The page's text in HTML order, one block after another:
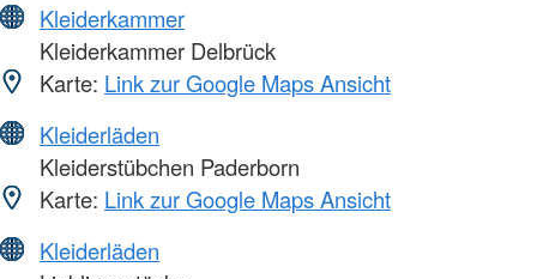
Kleiderkammer
Kleiderkammer Delbrück
Karte: Link zur Google Maps Ansicht
Kleiderläden
Kleiderstübchen Paderborn
Karte: Link zur Google Maps Ansicht
Kleiderläden